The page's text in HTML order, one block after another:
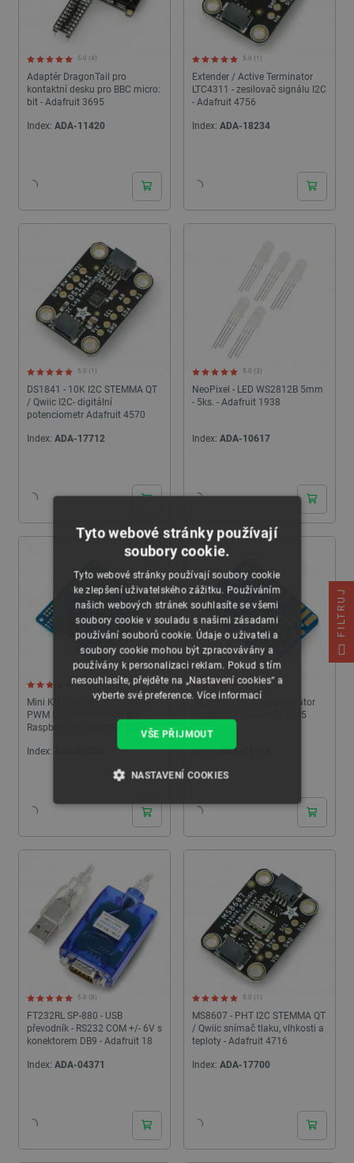
Adaptér DragonTail pro
kontaktní desku pro BBC micro:
bit - Adafruit 3695
5.0 (4)
Index: ADA-11420
Extender / Active Terminator
LTC4311 - zesilovač signálu I2C
- Adafruit 4756
5.0 (1)
Index: ADA-18234
DS1841 - 10K I2C STEMMA QT
/ Qwiic I2C- digitální
potenciometr Adafruit 4570
5.0 (1)
Index: ADA-17712
NeoPixel - LED WS2812B 5mm
- 5ks. - Adafruit 1938
5.0 (3)
Index: ADA-10617
Mini Kit 16kanálový ovladač
PWM I2C - servopohon pro
Raspberry Pi - Adafruit 2327
5.0 (1)
Index:
Si5351A - 160MHz generátor
signálu I2C - Adafruit 2045
5.0 (1)
Index:ADA-04174
FT232RL SP-880 - USB
převodník - RS232 COM +/- 6V s
konektorem DB9 - Adafruit 18
5.0 (8)
Index: ADA-04371
MS8607 - PHT I2C STEMMA QT
/ Qwiic snímač tlaku, vlhkosti a
teploty - Adafruit 4716
5.0 (1)
Index: ADA-17700
FILTRUJ
Tyto webové stránky používají
soubory cookie.
Tyto webové stránky používají soubory cookie
ke zlepšení uživatelského zážitku. Používáním
našich webových stránek souhlasíte se všemi
soubory cookie v souladu s našimi zásadami
používání souborů cookie. Údaje o uživateli a
soubory cookie mohou být zpracovávány a
používány k personalizaci reklam. Pokud s tím
nesouhlasíte, přejděte na „Nastavení cookies“ a
vyberte své preference. Více informací
VŠE PŘIJMOUT
NASTAVENÍ COOKIES
NEZBYTNĚ NUTNÉ SOUBORY
VÝKONOVÉ SOUBORY
SOUBORY CÍLENÍ
FUNKČNÍ SOUBORY
Nezbytně nutné soubory Výkonové soubory
Soubory cílení Funkční soubory
Nezbytně nutné soubory cookie umožňují základní
funkce webových stránek, jako je přihlášení
Vyprší